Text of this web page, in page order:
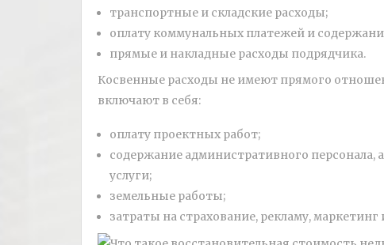
транспортные и складские расходы;
оплату коммунальных платежей и
прямые и накладные расходы подрядчика.
Косвенные расходы не имеют прямого
включают в себя:
оплату проектных работ;
содержание административного персонала,
услуги;
земельные работы;
затраты на страхование, рекламу, маркетинг